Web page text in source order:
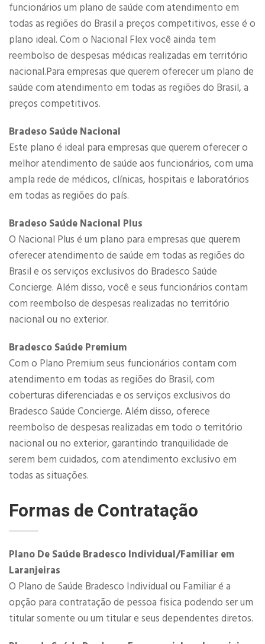
funcionários um plano de saúde com atendimento em
todas as regiões do Brasil a preços competitivos, esse é o
plano ideal. Com o Nacional Flex você ainda tem
reembolso de despesas médicas realizadas em território
nacional.Para empresas que querem oferecer um plano de
saúde com atendimento em todas as regiões do Brasil, a
preços competitivos.​
Bradeso Saúde Nacional
Este plano é ideal para empresas que querem oferecer o
melhor atendimento de saúde aos funcionários, com uma
ampla rede de médicos, clínicas, hospitais e laboratórios
em todas as regiões do país.
Bradeso Saúde Nacional Plus
O Nacional Plus é um plano para empresas que querem
oferecer atendimento de saúde em todas as regiões do
Brasil e os serviços exclusivos do Bradesco Saúde
Concierge. Além disso, você e seus funcionários contam
com reembolso de despesas realizadas no território
nacional ou no exterior.
​​Bradesco Saúde Premium
Com o Plano Premium seus funcionários contam com
atendimento em todas as regiões do Brasil, com
coberturas diferenciadas e os serviços exclusivos do
Bradesco Saúde Concierge. Além disso, oferece
reembolso de despesas realizadas em todo o território
nacional ou no exterior, garantindo tranquilidade de
serem bem cuidados, com atendimento exclusivo em
todas as situações.
Formas de Contratação
Plano De Saúde Bradesco Individual/Familiar em
Laranjeiras
O Plano de Saúde Bradesco Individual ou Familiar é a
opção para contratação de pessoa fisica podendo ser um
titular somente ou um titular e seus dependentes diretos.